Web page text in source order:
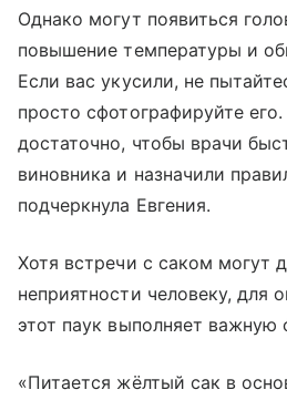
Однако могут появиться
повышение температуры и
Если вас укусили, не
просто сфотографируйте
достаточно, чтобы врачи
виновника и назначили
подчеркнула Евгения.
Хотя встречи с саком могут
неприятности человеку,
этот паук выполняет важную
«Питается жёлтый сак в